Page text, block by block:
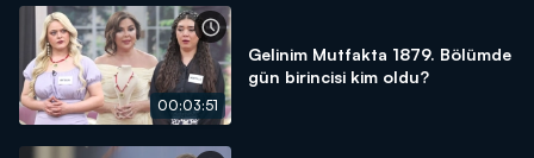
00:03:51
Gelinim Mutfakta 1879. Bölümde
gün birincisi kim oldu?